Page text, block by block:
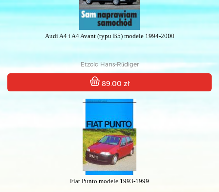
Audi A4 i A4 Avant (typu B5) modele 1994-2000
Etzold Hans-Rüdiger
89.00 zł
Fiat Punto modele 1993-1999